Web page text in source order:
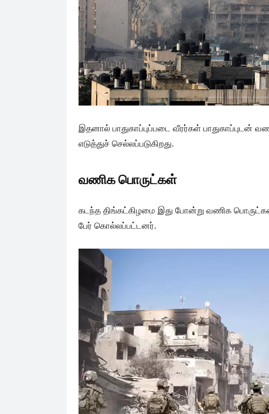
இதனால் பாதுகாப்புப்படை வீரர்கள் பாதுகாப்புடன்
எடுத்துச் செல்லப்படுகிறது.
வணிக பொருட்கள்
கடந்த திங்கட்கிழமை இது போன்று வணிக
பேர் கொல்லப்பட்டனர்.